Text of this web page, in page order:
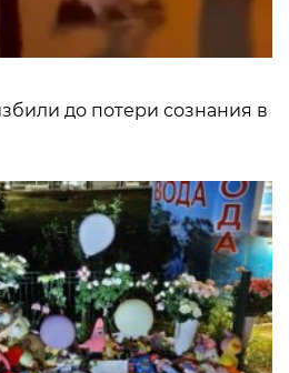
до потери сознания в